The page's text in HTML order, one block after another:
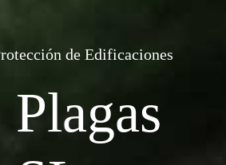
de Edificaciones